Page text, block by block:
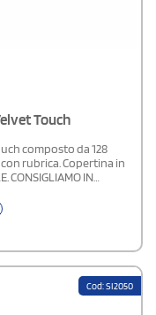
Touch
composto da 128
rubrica. Copertina in
CONSIGLIAMO IN
Cod: SI2050